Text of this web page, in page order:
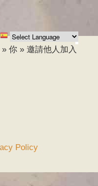
» 你 » 邀請他人加入
Policy